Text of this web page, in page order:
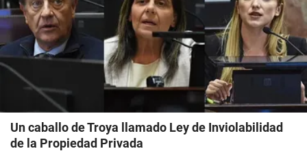
Un caballo de Troya llamado Ley de Inviolabilidad
de la Propiedad Privada